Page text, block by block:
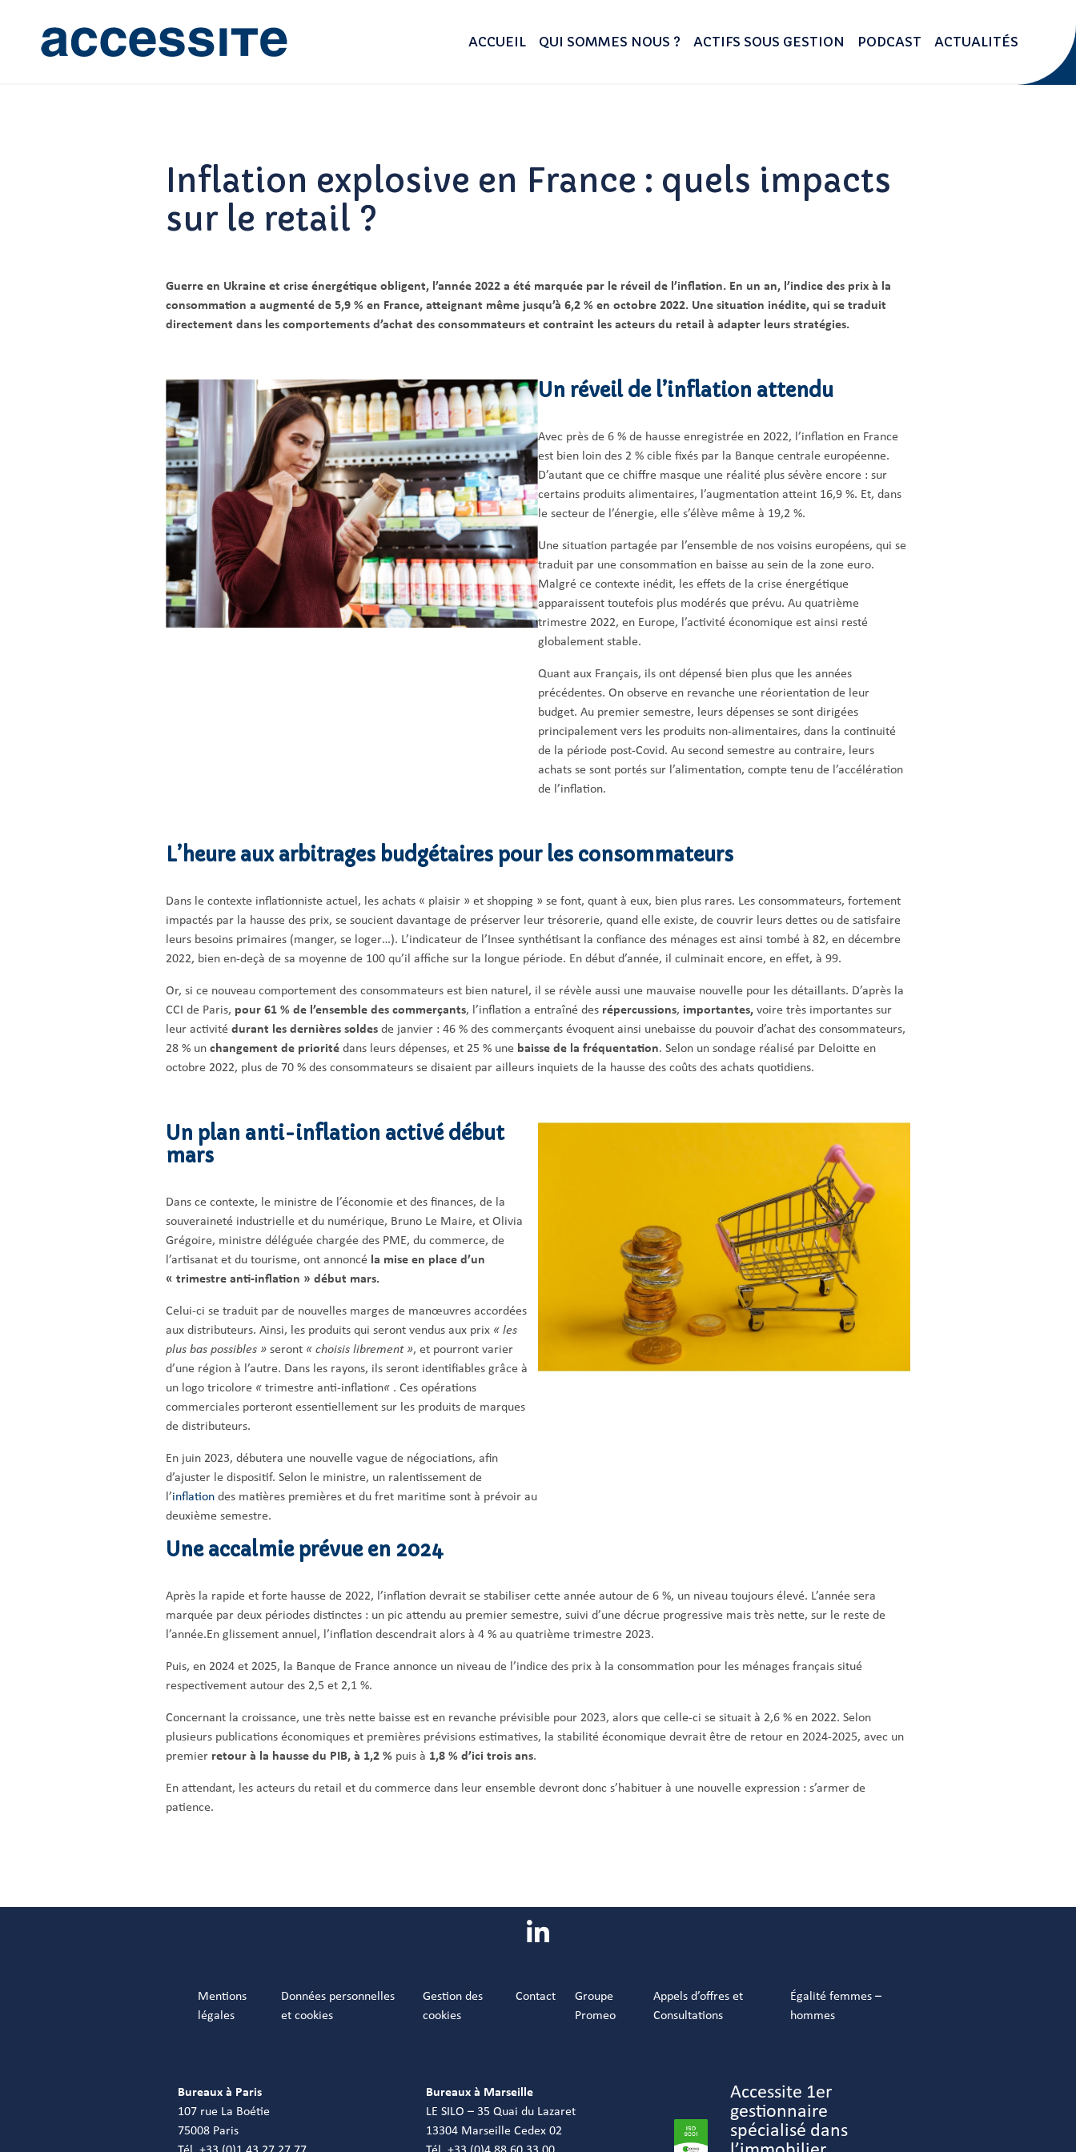
ACCUEIL QUI SOMMES NOUS ? ACTIFS SOUS GESTION PODCAST ACTUALITÉS
Inflation explosive en France : quels impacts
sur le retail ?
Guerre en Ukraine et crise énergétique obligent, l’année 2022 a été marquée par le réveil de l’inflation. En un an, l’indice des prix à la
consommation a augmenté de 5,9 % en France, atteignant même jusqu’à 6,2 % en octobre 2022. Une situation inédite, qui se traduit
directement dans les comportements d’achat des consommateurs et contraint les acteurs du retail à adapter leurs stratégies.
Un réveil de l’inflation attendu
Avec près de 6 % de hausse enregistrée en 2022, l’inflation en France
est bien loin des 2 % cible fixés par la Banque centrale européenne.
D’autant que ce chiffre masque une réalité plus sévère encore : sur
certains produits alimentaires, l’augmentation atteint 16,9 %. Et, dans
le secteur de l’énergie, elle s’élève même à 19,2 %.
Une situation partagée par l’ensemble de nos voisins européens, qui se
traduit par une consommation en baisse au sein de la zone euro.
Malgré ce contexte inédit, les effets de la crise énergétique
apparaissent toutefois plus modérés que prévu. Au quatrième
trimestre 2022, en Europe, l’activité économique est ainsi resté
globalement stable.
Quant aux Français, ils ont dépensé bien plus que les années
précédentes. On observe en revanche une réorientation de leur
budget. Au premier semestre, leurs dépenses se sont dirigées
principalement vers les produits non-alimentaires, dans la continuité
de la période post-Covid. Au second semestre au contraire, leurs
achats se sont portés sur l’alimentation, compte tenu de l’accélération
de l’inflation.
L’heure aux arbitrages budgétaires pour les consommateurs
Dans le contexte inflationniste actuel, les achats « plaisir » et shopping » se font, quant à eux, bien plus rares. Les consommateurs, fortement
impactés par la hausse des prix, se soucient davantage de préserver leur trésorerie, quand elle existe, de couvrir leurs dettes ou de satisfaire
leurs besoins primaires (manger, se loger…). L’indicateur de l’Insee synthétisant la confiance des ménages est ainsi tombé à 82, en décembre
2022, bien en-deçà de sa moyenne de 100 qu’il affiche sur la longue période. En début d’année, il culminait encore, en effet, à 99.
Or, si ce nouveau comportement des consommateurs est bien naturel, il se révèle aussi une mauvaise nouvelle pour les détaillants. D’après la
CCI de Paris, pour 61 % de l’ensemble des commerçants, l’inflation a entraîné des répercussions, importantes, voire très importantes sur
leur activité durant les dernières soldes de janvier : 46 % des commerçants évoquent ainsi unebaisse du pouvoir d’achat des consommateurs,
28 % un changement de priorité dans leurs dépenses, et 25 % une baisse de la fréquentation. Selon un sondage réalisé par Deloitte en
octobre 2022, plus de 70 % des consommateurs se disaient par ailleurs inquiets de la hausse des coûts des achats quotidiens.
Un plan anti-inflation activé début
mars
Dans ce contexte, le ministre de l’économie et des finances, de la
souveraineté industrielle et du numérique, Bruno Le Maire, et Olivia
Grégoire, ministre déléguée chargée des PME, du commerce, de
l’artisanat et du tourisme, ont annoncé la mise en place d’un
« trimestre anti-inflation » début mars.
Celui-ci se traduit par de nouvelles marges de manœuvres accordées
aux distributeurs. Ainsi, les produits qui seront vendus aux prix « les
plus bas possibles » seront « choisis librement », et pourront varier
d’une région à l’autre. Dans les rayons, ils seront identifiables grâce à
un logo tricolore « trimestre anti-inflation« . Ces opérations
commerciales porteront essentiellement sur les produits de marques
de distributeurs.
En juin 2023, débutera une nouvelle vague de négociations, afin
d’ajuster le dispositif. Selon le ministre, un ralentissement de
l’inflation des matières premières et du fret maritime sont à prévoir au
deuxième semestre.
Une accalmie prévue en 2024
Après la rapide et forte hausse de 2022, l’inflation devrait se stabiliser cette année autour de 6 %, un niveau toujours élevé. L’année sera
marquée par deux périodes distinctes : un pic attendu au premier semestre, suivi d’une décrue progressive mais très nette, sur le reste de
l’année.En glissement annuel, l’inflation descendrait alors à 4 % au quatrième trimestre 2023.
Puis, en 2024 et 2025, la Banque de France annonce un niveau de l’indice des prix à la consommation pour les ménages français situé
respectivement autour des 2,5 et 2,1 %.
Concernant la croissance, une très nette baisse est en revanche prévisible pour 2023, alors que celle-ci se situait à 2,6 % en 2022. Selon
plusieurs publications économiques et premières prévisions estimatives, la stabilité économique devrait être de retour en 2024-2025, avec un
premier retour à la hausse du PIB, à 1,2 % puis à 1,8 % d’ici trois ans.
En attendant, les acteurs du retail et du commerce dans leur ensemble devront donc s’habituer à une nouvelle expression : s’armer de
patience.
Mentions
légales
Données personnelles
et cookies
Gestion des
cookies
Contact
Groupe
Promeo
Appels d’offres et
Consultations
Égalité femmes –
hommes
Bureaux à Paris
107 rue La Boétie
75008 Paris
Bureaux à Marseille
LE SILO – 35 Quai du Lazaret
13304 Marseille Cedex 02
Accessite 1er
gestionnaire
spécialisé dans